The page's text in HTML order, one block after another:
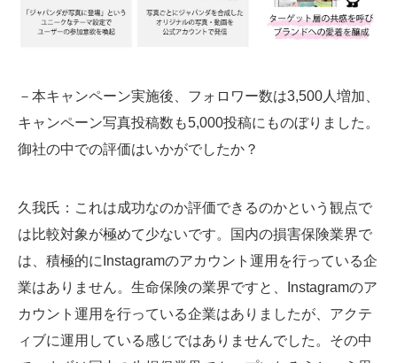
－本キャンペーン実施後、フォロワー数は3,500人増加、
キャンペーン写真投稿数も5,000投稿にものぼりました。
御社の中での評価はいかがでしたか？
久我氏 ：これは成功なのか評価できるのかという観点で
は比較対象が極めて少ないです。国内の損害保険業界で
は、積極的にInstagramのアカウント運用を行っている企
業はありません。生命保険の業界ですと、Instagramのア
カウント運用を行っている企業はありましたが、アクテ
ィブに運用している感じではありませんでした。その中